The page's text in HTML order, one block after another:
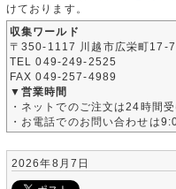
けております。
収集ワールド
〒350-1117 川越市広栄町17-
TEL 049-249-2525
FAX 049-257-4989
▼営業時間
・ネットでのご注文は24時間
・お電話でのお問い合わせは
2026年8月7日